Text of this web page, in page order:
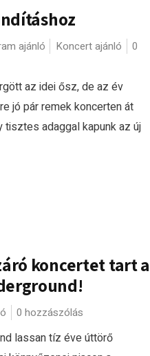
ajánló Koncert ajánló
0
az idei ősz, de az év
jó pár remek koncerten át
adaggal kapunk az új
koncertet tart a
0 hozzászólás
lassan tíz éve úttörő